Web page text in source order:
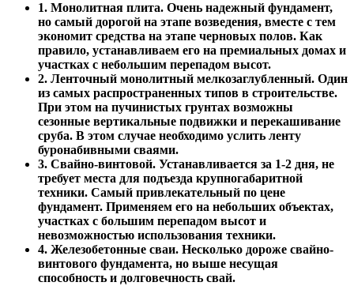
1. Монолитная плита. Очень надежный фундамент,
но самый дорогой на этапе возведения, вместе с тем
экономит средства на этапе черновых полов. Как
правило, устанавливаем его на премиальных домах и
участках с небольшим перепадом высот.
2. Ленточный монолитный мелкозаглубленный. Один
из самых распространенных типов в строительстве.
При этом на пучинистых грунтах возможны
сезонные вертикальные подвижки и перекашивание
сруба. В этом случае необходимо услить ленту
буронабивными сваями.
3. Свайно-винтовой. Устанавливается за 1-2 дня, не
требует места для подъезда крупногабаритной
техники. Самый привлекательный по цене
фундамент. Применяем его на небольших объектах,
участках с большим перепадом высот и
невозможностью использования техники.
4. Железобетонные сваи. Несколько дороже свайно-
винтового фундамента, но выше несущая
способность и долговечность свай.